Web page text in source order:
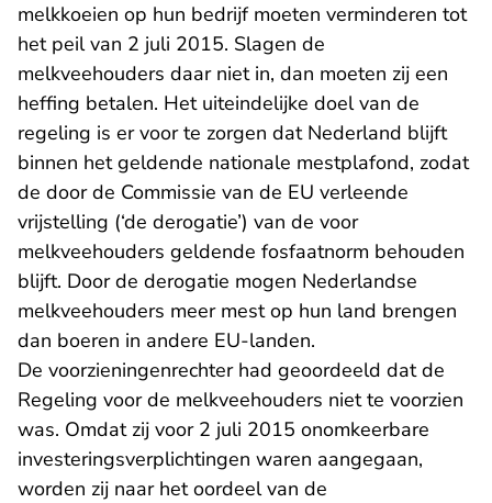
melkkoeien op hun bedrijf moeten verminderen tot
het peil van 2 juli 2015. Slagen de
melkveehouders daar niet in, dan moeten zij een
heffing betalen. Het uiteindelijke doel van de
regeling is er voor te zorgen dat Nederland blijft
binnen het geldende nationale mestplafond, zodat
de door de Commissie van de EU verleende
vrijstelling (‘de derogatie’) van de voor
melkveehouders geldende fosfaatnorm behouden
blijft. Door de derogatie mogen Nederlandse
melkveehouders meer mest op hun land brengen
dan boeren in andere EU-landen.
De voorzieningenrechter had geoordeeld dat de
Regeling voor de melkveehouders niet te voorzien
was. Omdat zij voor 2 juli 2015 onomkeerbare
investeringsverplichtingen waren aangegaan,
worden zij naar het oordeel van de